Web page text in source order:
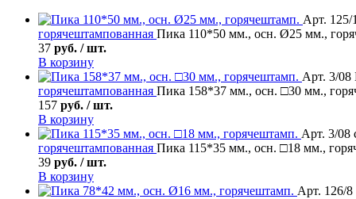
Арт.
горячештампованная Пика 110*50 мм., осн. Ø25 мм.,
37 руб. / шт.
В корзину
Арт. 3/08
горячештампованная Пика 158*37 мм., осн. □30 мм.,
157 руб. / шт.
В корзину
Арт. 3/08
горячештампованная Пика 115*35 мм., осн. □18 мм.,
39 руб. / шт.
В корзину
Арт. 126/